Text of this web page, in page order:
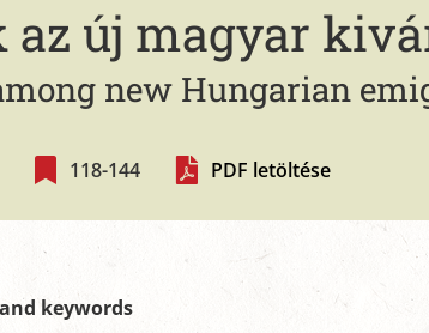
új magyar
new Hungarian
118-144 PDF letöltése
keywords